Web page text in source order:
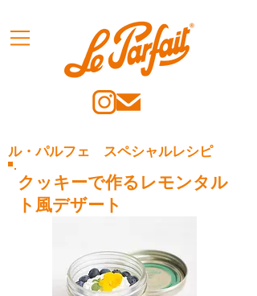
ル・パルフェ スペシャルレシピ
クッキーで作るレモンタル
ト風デザート